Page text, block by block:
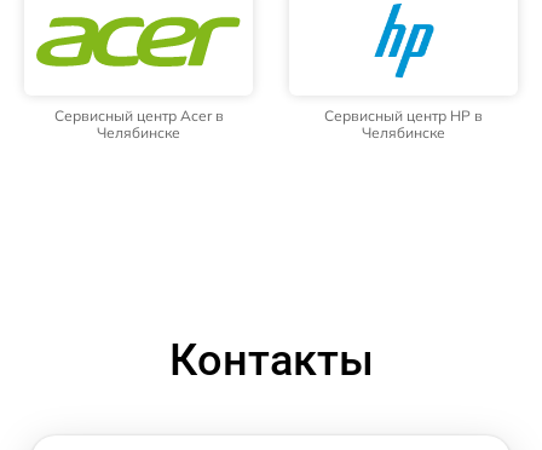
Сервисный центр Acer в
Челябинске
Сервисный центр HP в
Челябинске
Контакты